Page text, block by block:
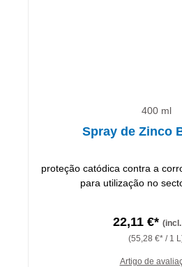
400 ml
Spray de Zinco
proteção catódica contra a
para utilização no
22,11 €*
(55,28 €* / 1
Artigo de